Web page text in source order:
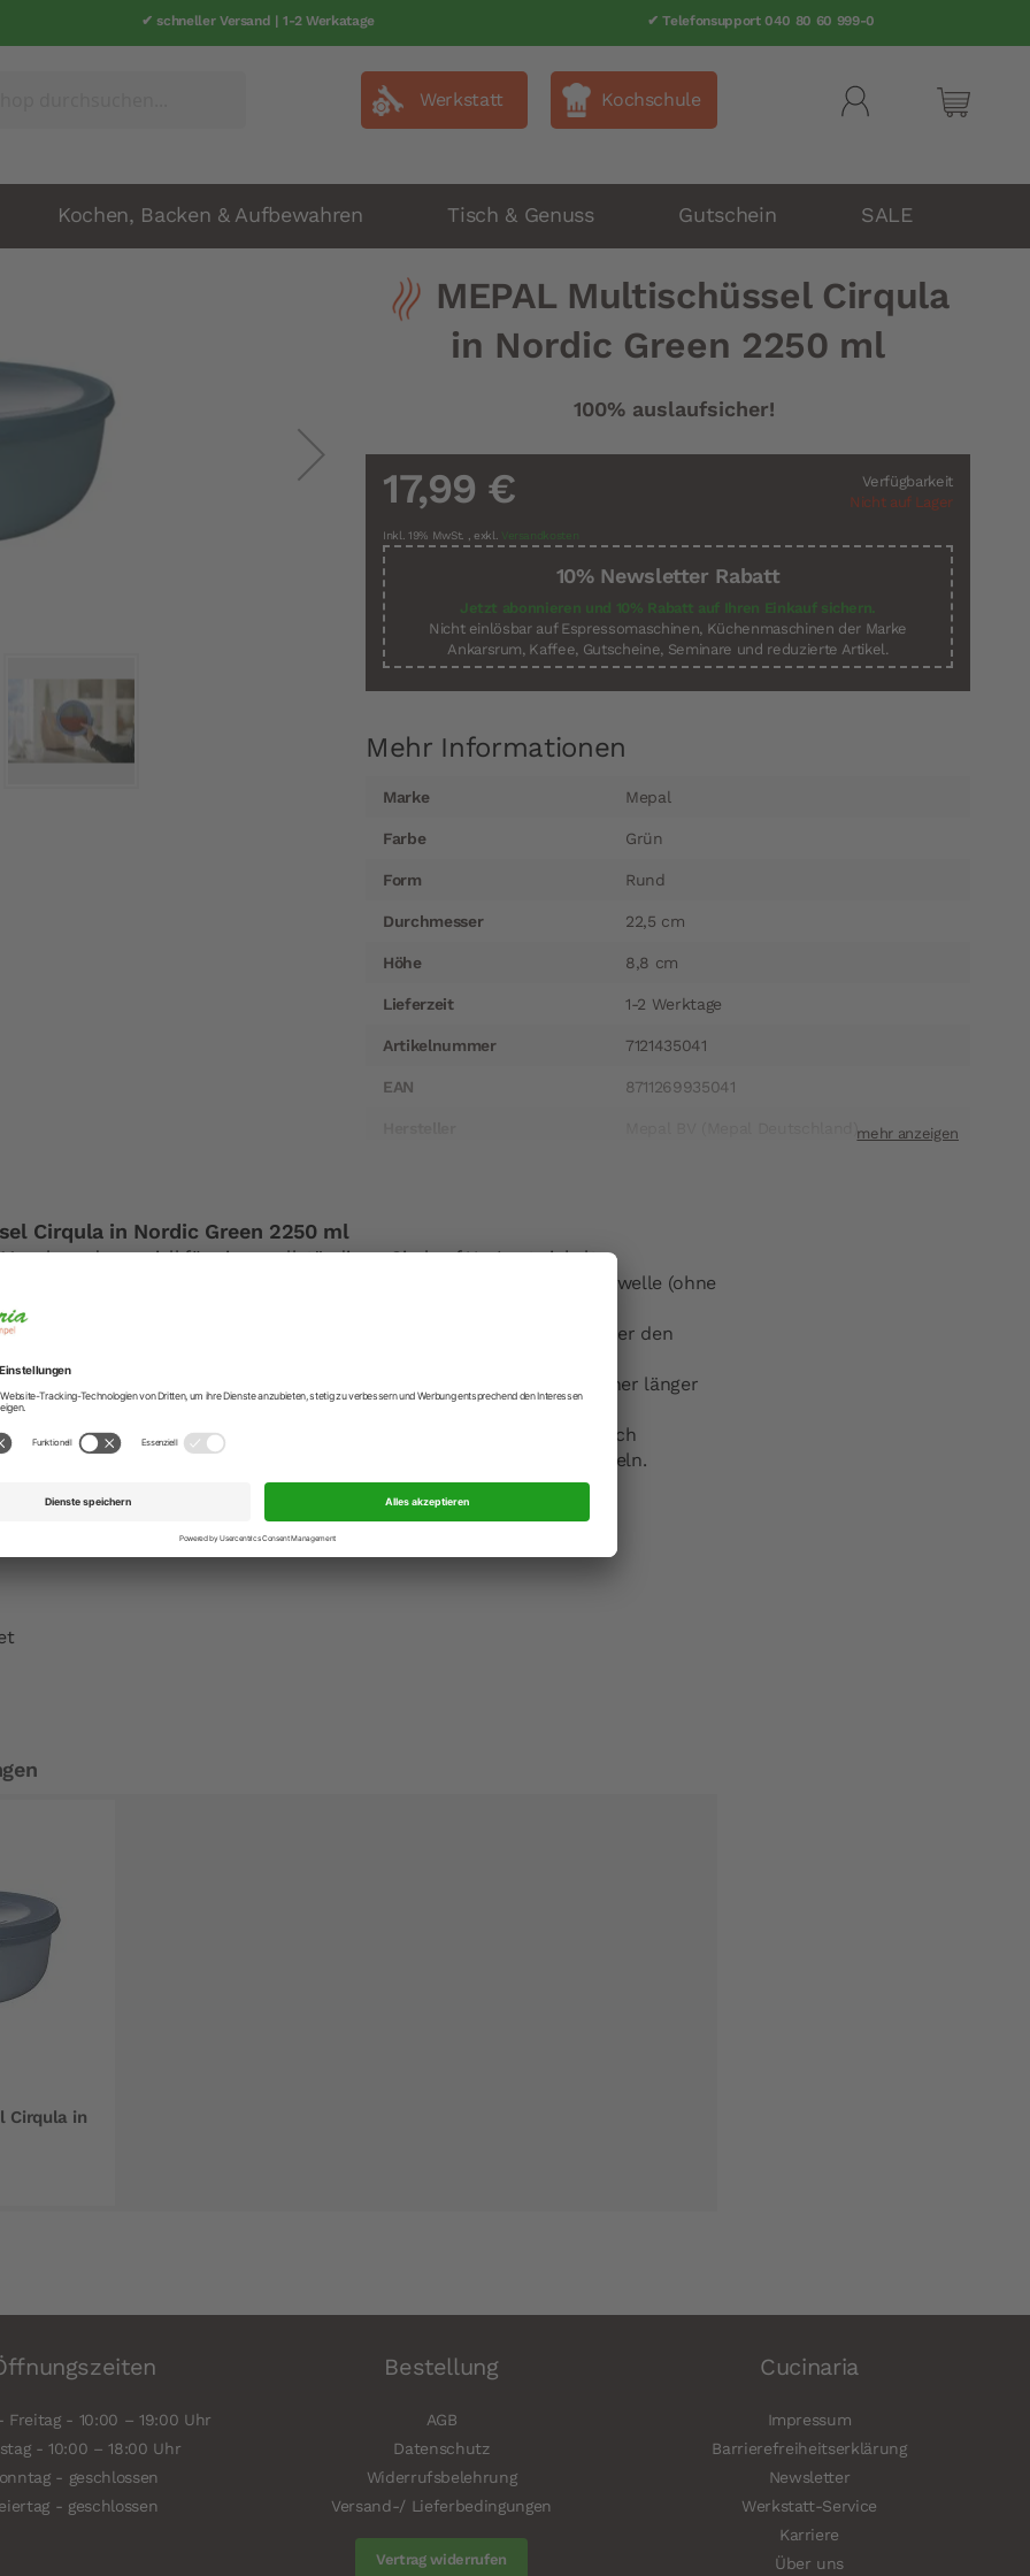
✔ schneller Versand | 1-2 Werkatage ✔ Telefonsupport 040 80 60 999-0
Mein
Werkstatt Kochschule
Kochen, Backen & Aufbewahren Tisch & Genuss Gutschein SALE
MEPAL Multischüssel Cirqula
in Nordic Green 2250 ml
100% auslaufsicher!
Verfügbarkeit
Nicht auf Lager
17,99 €
Inkl. 19% MwSt. , exkl. Versandkosten
10% Newsletter Rabatt
Jetzt abonnieren und 10% Rabatt auf Ihren Einkauf sichern.
Nicht einlösbar auf Espressomaschinen, Küchenmaschinen der Marke
Ankarsrum, Kaffee, Gutscheine, Seminare und reduzierte Artikel.
Mehr Informationen
Informationen
Marke Mepal
Farbe Grün
Form Rund
Durchmesser 22,5 cm
Höhe 8,8 cm
Lieferzeit 1-2 Werktage
Artikelnummer 7121435041
EAN 8711269935041
Mepal BV (Mepal Deutschland)
Cirqula in Nordic Green 2250 ml
wurde speziell für einen vollständigen ‚Circle of Use‘ entwickelt.
Mahlzeiten im Kühl- oder Gefrierschrank, dem Erwärmen in der Mikrowelle (ohne
(direkt) auf den Tisch.
unzerbrechlichem Material und das Sichtfenster im Deckel zeigt immer den
ist zudem 100% luftdicht und auslaufsicher. Das Essen bleibt daher länger
und transportiert werden.
sind praktisch und einfach zu verstauen, mit Deckel lassen sie sich
ohne Deckel in verschiedenen Größen platzsparend ineinander stapeln.
Cirqula in
Freitag - 10:00 – 19:00 Uhr
- 10:00 – 18:00 Uhr
- geschlossen
- geschlossen
Bestellung
AGB
Datenschutz
Widerrufsbelehrung
Versand-/ Lieferbedingungen
Vertrag widerrufen
Cucinaria
Impressum
Barrierefreiheitserklärung
Newsletter
Werkstatt-Service
Karriere
Über uns